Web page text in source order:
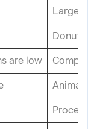
Large
Donut
are low